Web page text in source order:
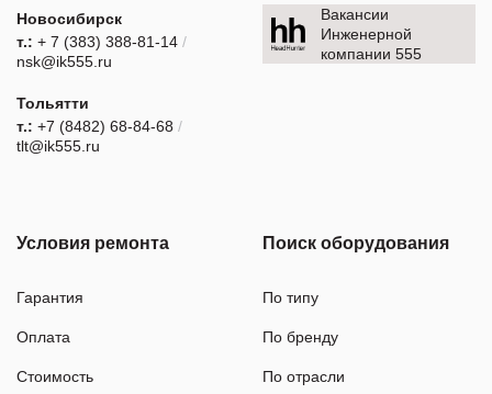
Новосибирск
т.: + 7 (383) 388-81-14 /
nsk@ik555.ru
Тольятти
т.: +7 (8482) 68-84-68 /
tlt@ik555.ru
Вакансии
Инженерной
компании 555
Условия ремонта
Гарантия
Оплата
Стоимость
Поиск оборудования
По типу
По бренду
По отрасли